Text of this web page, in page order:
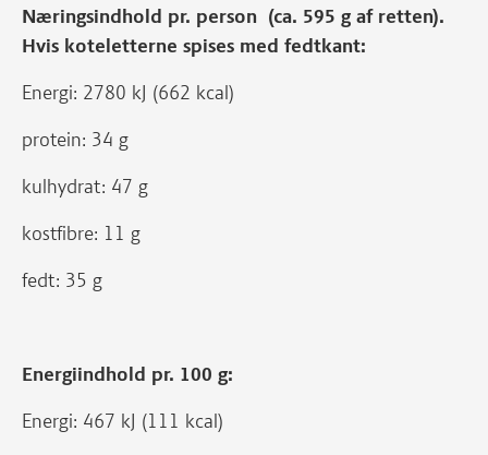
Næringsindhold pr. person (ca. 595 g af retten).
Hvis koteletterne spises med fedtkant:
Energi: 2780 kJ (662 kcal)
protein: 34 g
kulhydrat: 47 g
kostfibre: 11 g
fedt: 35 g
Energiindhold pr. 100 g:
Energi: 467 kJ (111 kcal)